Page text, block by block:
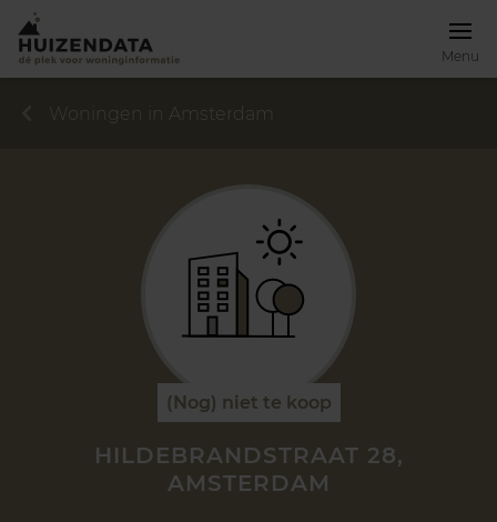
Menu
Woningen in Amsterdam
(Nog) niet te koop
HILDEBRANDSTRAAT 28,
AMSTERDAM